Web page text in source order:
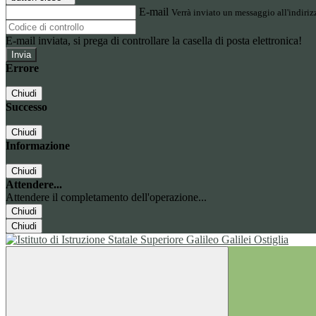
E-mail Verrà inviato un messaggio
E-mail inviata, si prega di controllare la casella di posta elettronica!
Errore
Chiudi
Successo
Chiudi
Informazione
Chiudi
Attendere...
Attendere il completamento dell'operazione...
Chiudi
Chiudi